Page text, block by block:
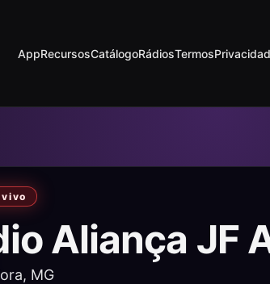
AppRecursosCatálogoRádiosTermos
Aliança JF
MG